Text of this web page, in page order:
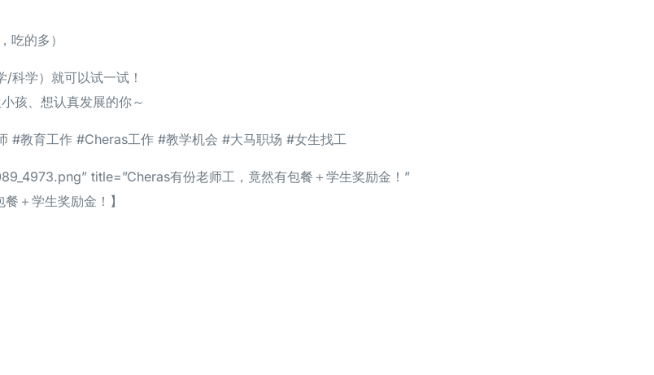
吃的多）
学）就可以试一试！
孩、想认真发展的你～
#教育工作 #Cheras工作 #教学机会 #大马职场 #女生找工
title=”Cheras有份老师工，竟然有包餐＋学生奖励金！”
＋学生奖励金！】